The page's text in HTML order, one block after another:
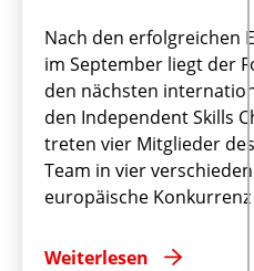
Nach den erfolgreichen
im September liegt der
den nächsten
den Independent Skills
treten vier Mitglieder
Team in vier
europäische Konkurrenz
Weiterlesen